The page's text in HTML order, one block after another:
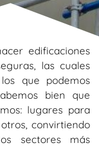
edificaciones
las cuales
que podemos
bien que
lugares para
convirtiendo
sectores más